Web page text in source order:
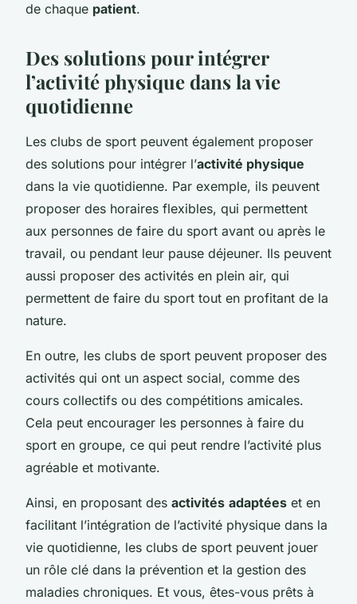
de chaque patient.
Des solutions pour intégrer
l’activité physique dans la vie
quotidienne
Les clubs de sport peuvent également proposer
des solutions pour intégrer l’activité physique
dans la vie quotidienne. Par exemple, ils peuvent
proposer des horaires flexibles, qui permettent
aux personnes de faire du sport avant ou après le
travail, ou pendant leur pause déjeuner. Ils peuvent
aussi proposer des activités en plein air, qui
permettent de faire du sport tout en profitant de la
nature.
En outre, les clubs de sport peuvent proposer des
activités qui ont un aspect social, comme des
cours collectifs ou des compétitions amicales.
Cela peut encourager les personnes à faire du
sport en groupe, ce qui peut rendre l’activité plus
agréable et motivante.
Ainsi, en proposant des activités adaptées et en
facilitant l’intégration de l’activité physique dans la
vie quotidienne, les clubs de sport peuvent jouer
un rôle clé dans la prévention et la gestion des
maladies chroniques. Et vous, êtes-vous prêts à